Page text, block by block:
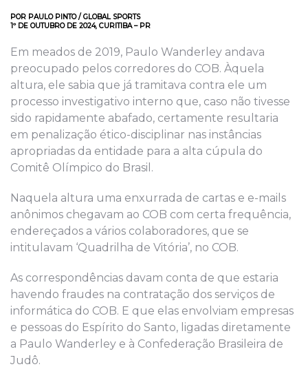
POR PAULO PINTO / GLOBAL SPORTS
1º DE OUTUBRO DE 2024, CURITIBA – PR
Em meados de 2019, Paulo Wanderley andava
preocupado pelos corredores do COB. Àquela
altura, e le sabia que já tramitava contra ele um
processo investigativo interno que, caso não tivesse
sido rapidamente abafado, certamente resultaria
em penalização ético-disciplinar nas instâncias
apropriadas da entidade para a alta cúpula do
Comitê Olímpico do Brasil.
Naquela altura uma enxurrada de cartas e e-mails
anônimos chegavam ao COB com certa frequência,
endereçad os a vários colaboradores, que se
intitulavam ‘Quadrilha de Vitória’, no COB.
As correspondências davam conta de que estaria
havendo fraudes na contratação d os serviços de
informática do COB. E que elas envolviam empresas
e pessoas do Espírito do Santo, ligadas diretamente
a Paulo Wanderley e à Confederação Brasileira de
Judô.